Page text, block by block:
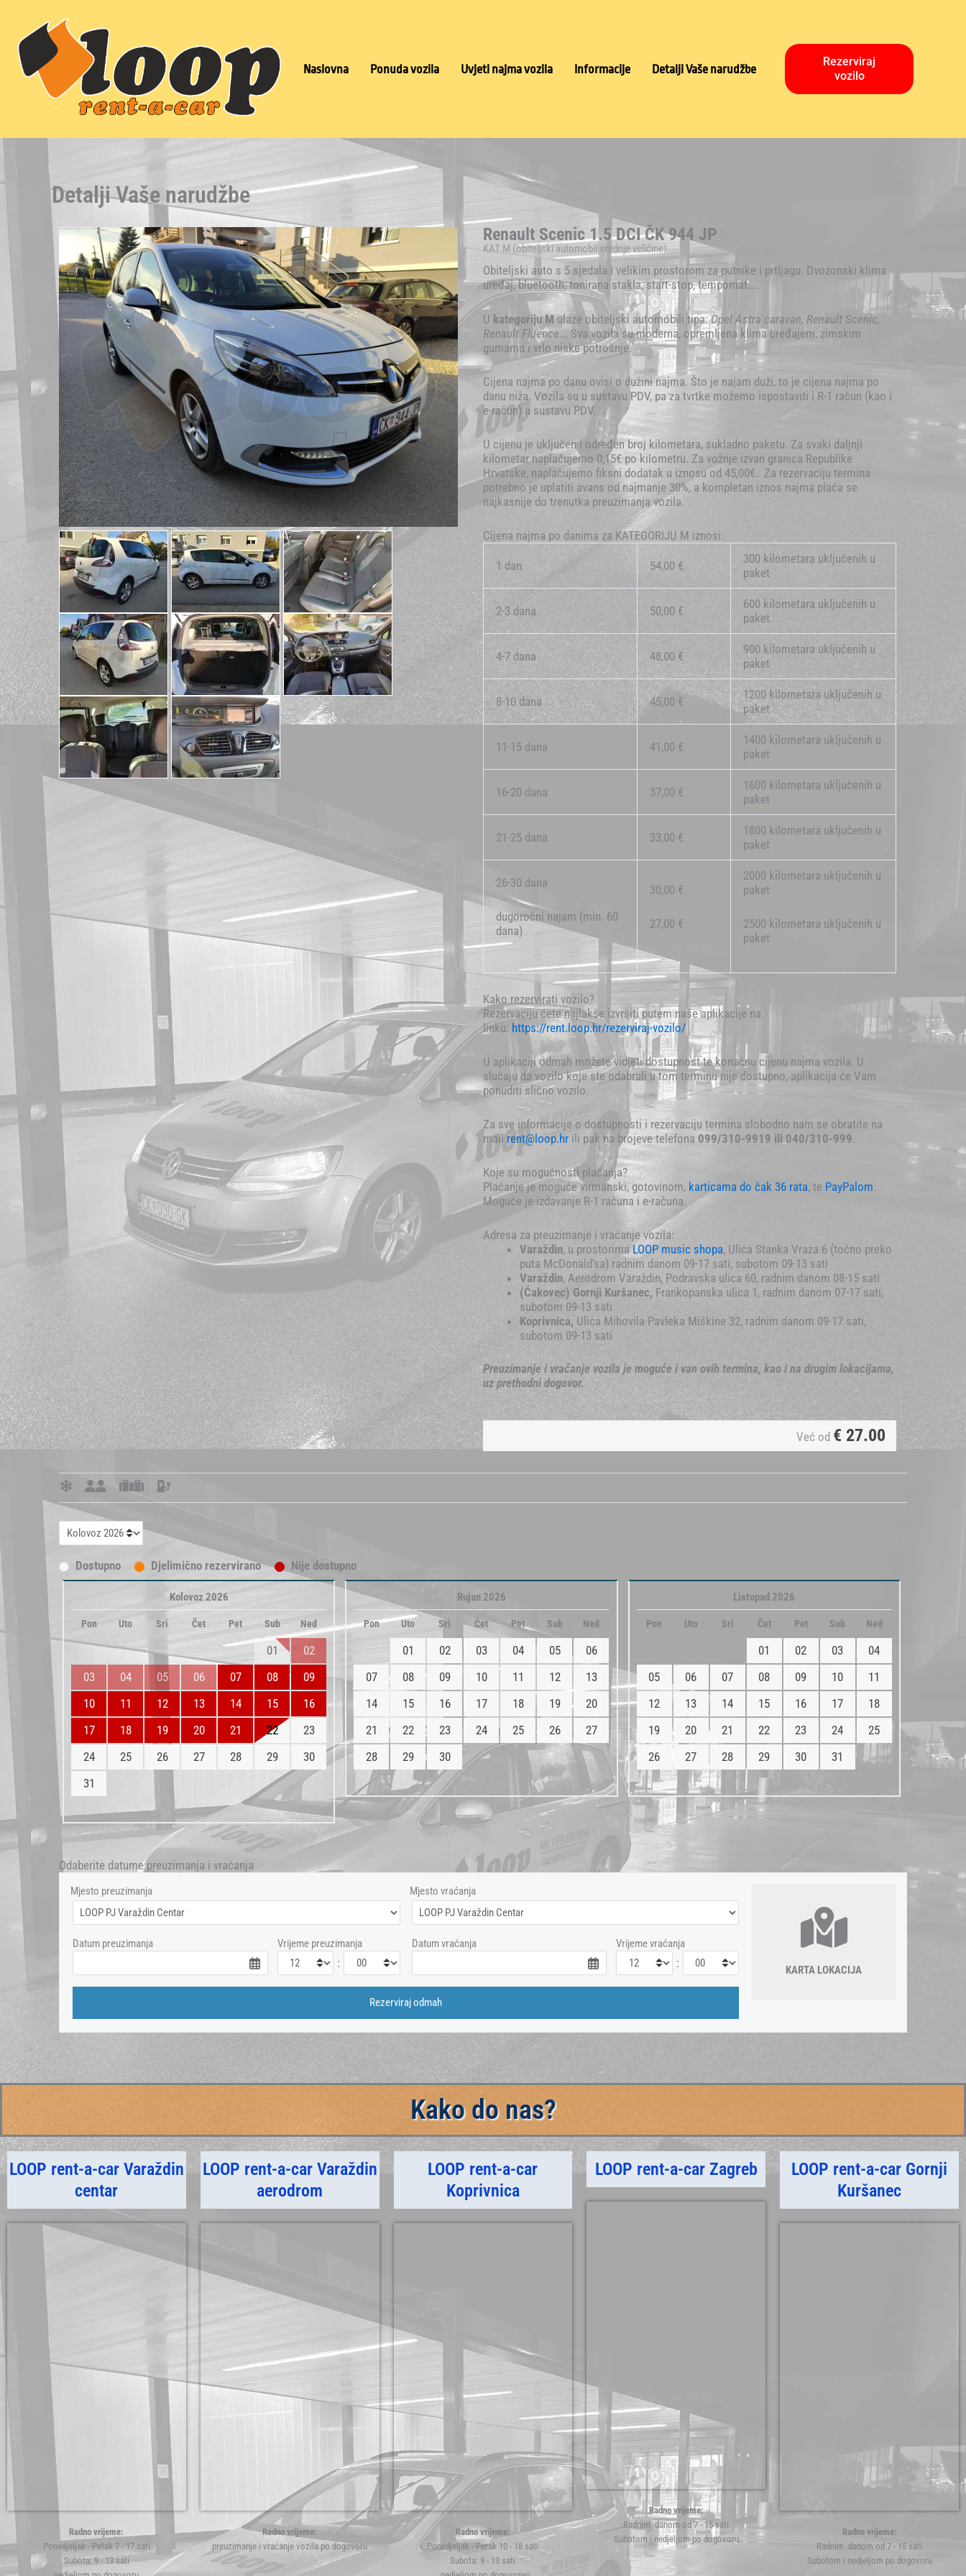
content
Naslovna Ponuda vozila Uvjeti najma vozila Informacije Detalji Vaše narudžbe
Rezerviraj
vozilo
Detalji Vaše narudžbe
Renault Scenic 1.5 DCI ČK 944 JP
KAT M (obiteljski automobil srednje veličine)
Obiteljski auto s 5 sjedala i velikim prostorom za putnike i prtljagu. Dvozonski klima
uređaj, bluetooth, tonirana stakla, start-stop, tempomat....
U kategoriju Mulaze obiteljski automobili tipa:Opel Astra caravan, Renault Scenic,
Renault Fluence... Sva vozila su moderna, opremljena klima uređajem, zimskim
gumama i vrlo niske potrošnje.
Cijena najma po danu ovisi o dužini najma. Što je najam duži, to je cijena najma po
danu niža. Vozila su u sustavu PDV, pa za tvrtke možemo ispostaviti i R-1 račun (kao i
e-račun) u sustavu PDV.
U cijenu je uključen i određen broj kilometara, sukladno paketu. Za svaki daljnji
kilometar naplaćujemo 0,15€ po kilometru. Za vožnje izvan granica Republike
Hrvatske, naplaćujemo fiksni dodatak u iznosu od 45,00€. Za rezervaciju termina
potrebno je uplatiti avans od najmanje 30%, a kompletan iznos najma plaća se
najkasnije do trenutka preuzimanja vozila.
Cijena najma po danima za KATEGORIJU M iznosi:
1 dan 54,00 €
300 kilometara uključenih u
paket
2-3 dana 50,00 €
600 kilometara uključenih u
paket
4-7 dana 48,00 €
900 kilometara uključenih u
paket
8-10 dana 45,00 €
1200 kilometara uključenih u
paket
11-15 dana 41,00 €
1400 kilometara uključenih u
paket
16-20 dana 37,00 €
1600 kilometara uključenih u
paket
21-25 dana 33,00 €
1800 kilometara uključenih u
paket
26-30 dana
dugoročni najam (min. 60
dana)
30,00 €
27,00 €
2000 kilometara uključenih u
paket
2500 kilometara uključenih u
paket
Kako rezervirati vozilo?
Rezervaciju ćete najlakše izvršiti putem naše aplikacije na
linku: https://rent.loop.hr/rezerviraj-vozilo/
U aplikaciji odmah možete vidjeti dostupnost te konačnu cijenu najma vozila. U
slučaju da vozilo koje ste odabrali u tom terminu nije dostupno, aplikacija će Vam
ponuditi slično vozilo.
Za sve informacije o dostupnosti i rezervaciju termina slobodno nam se obratite na
mail rent@loop.hr ili pak na brojeve telefona 099/310-9919 ili 040/310-999.
Koje su mogućnosti plaćanja?
Plaćanje je moguće virmanski, gotovinom, karticama do čak 36 rata, te PayPalom.
Moguće je izdavanje R-1 računa i e-računa.
Adresa za preuzimanje i vraćanje vozila:
Varaždin, u prostorimaLOOP music shopa, Ulica Stanka Vraza 6 (točno preko
puta McDonald’sa) radnim danom 09-17 sati, subotom 09-13 sati
Varaždin, Aerodrom Varaždin, Podravska ulica 60, radnim danom 08-15 sati
(Čakovec) Gornji Kuršanec,Frankopanska ulica 1, radnim danom 07-17 sati,
subotom 09-13 sati
Koprivnica, Ulica Mihovila Pavleka Miškine 32, radnim danom 09-17 sati,
subotom 09-13 sati
Preuzimanje i vraćanje vozila je moguće i van ovih termina, kao i na drugim lokacijama,
uz prethodni dogovor.
Već od € 27.00
Dostupno Djelimično rezervirano Nije dostupno
Kolovoz 2026
Pon Uto Sri Čet Pet Sub Ned
01
02
03
04 05 06 07 08
09
10
11 12 13 14 15
16
17
18 19 20 21 22
23
24
25 26 27 28 29
30
31
Rujan 2026
Pon Uto Sri Čet Pet Sub Ned
01 02 03 04 05
06
07
08 09 10 11 12
13
14
15 16 17 18 19
20
21
22 23 24 25 26
27
28
29 30
Listopad 2026
Pon Uto Sri Čet Pet Sub Ned
01 02 03
04
05
06 07 08 09 10
11
12
13 14 15 16 17
18
19
20 21 22 23 24
25
26
27 28 29 30 31
Odaberite datume preuzimanja i vraćanja
Mjesto preuzimanja Mjesto vraćanja
Datum preuzimanja Vrijeme preuzimanja
:
Datum vraćanja Vrijeme vraćanja
: KARTA LOKACIJA
Kako do nas?
LOOP rent-a-car Varaždin
centar
Radno vrijeme:
Ponedjeljak - Petak 7 - 17 sati
Subota: 9 - 13 sati
LOOP rent-a-car Varaždin
aerodrom
Radno vrijeme:
preuzimanje i vraćanje vozila po dogovoru
LOOP rent-a-car
Koprivnica
Radno vrijeme:
Ponedjeljak - Petak 10 - 18 sati
Subota: 9 - 13 sati
LOOP rent-a-car Zagreb
Radno vrijeme:
Radnim danom od 7 - 15 sati
Subotom i nedjeljom po dogovoru
LOOP rent-a-car Gornji
Kuršanec
Radno vrijeme:
Radnim danom od 7 - 15 sati
Subotom i nedjeljom po dogovoru